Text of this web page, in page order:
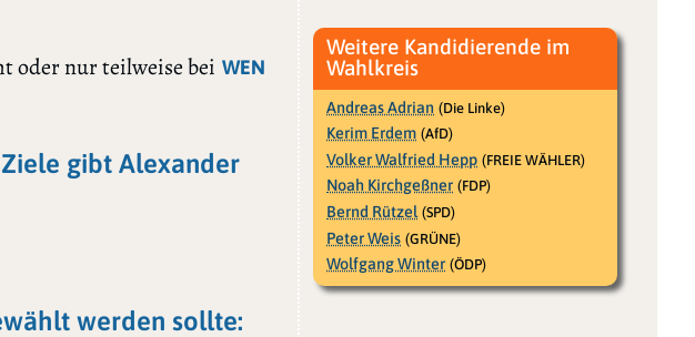
oder nur teilweise bei WEN
gibt Alexander
werden sollte:
Weitere Kandidierende im
Wahlkreis
Andreas Adrian (Die Linke)
Kerim Erdem (AfD)
Volker Walfried Hepp (FREIE WÄHLER)
Noah Kirchgeßner (FDP)
Bernd Rützel (SPD)
Peter Weis (GRÜNE)
Wolfgang Winter (ÖDP)